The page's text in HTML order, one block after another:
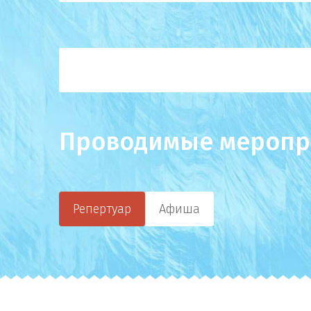
Проводимые
Репертуар Афиша